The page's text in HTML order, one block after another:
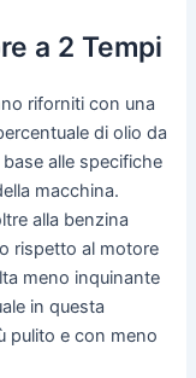
a 2 Tempi
riforniti con una
di olio da
alle specifiche
macchina.
alla benzina
rispetto al motore
meno inquinante
in questa
pulito e con meno